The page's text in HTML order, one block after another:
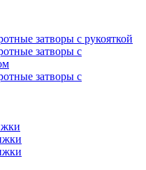
затворы с рукояткой
затворы с
затворы с